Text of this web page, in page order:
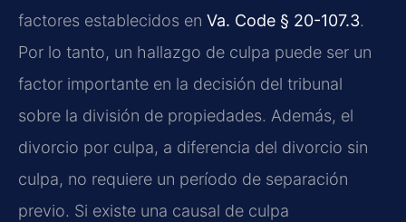
factores establecidos en Va. Code § 20-107.3.
Por lo tanto, un hallazgo de culpa puede ser un
factor importante en la decisión del tribunal
sobre la división de propiedades. Además, el
divorcio por culpa, a diferencia del divorcio sin
culpa, no requiere un período de separación
previo. Si existe una causal de culpa